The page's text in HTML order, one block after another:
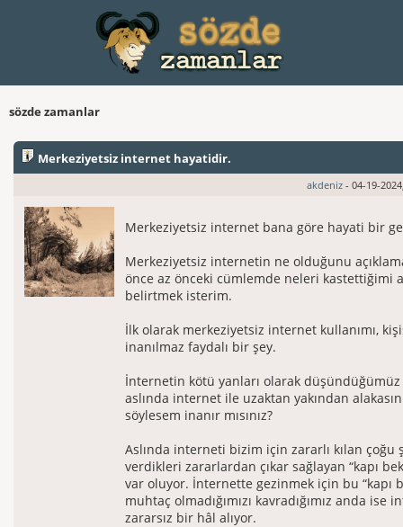
sözde zamanlar
Merkeziyetsiz internet hayatidir.
akdeniz - 04-19-
Merkeziyetsiz internet bana göre hayati bir
Merkeziyetsiz internetin ne olduğunu
önce az önceki cümlemde neleri kastettiğimi
belirtmek isterim.
İlk olarak merkeziyetsiz internet kullanımı,
inanılmaz faydalı bir şey.
İnternetin kötü yanları olarak
aslında internet ile uzaktan yakından
söylesem inanır mısınız?
Aslında interneti bizim için zararlı kılan çoğu
verdikleri zararlardan çıkar sağlayan “kapı
var oluyor. İnternette gezinmek için bu “kapı
muhtaç olmadığımızı kavradığımız anda ise
zararsız bir hâl alıyor.